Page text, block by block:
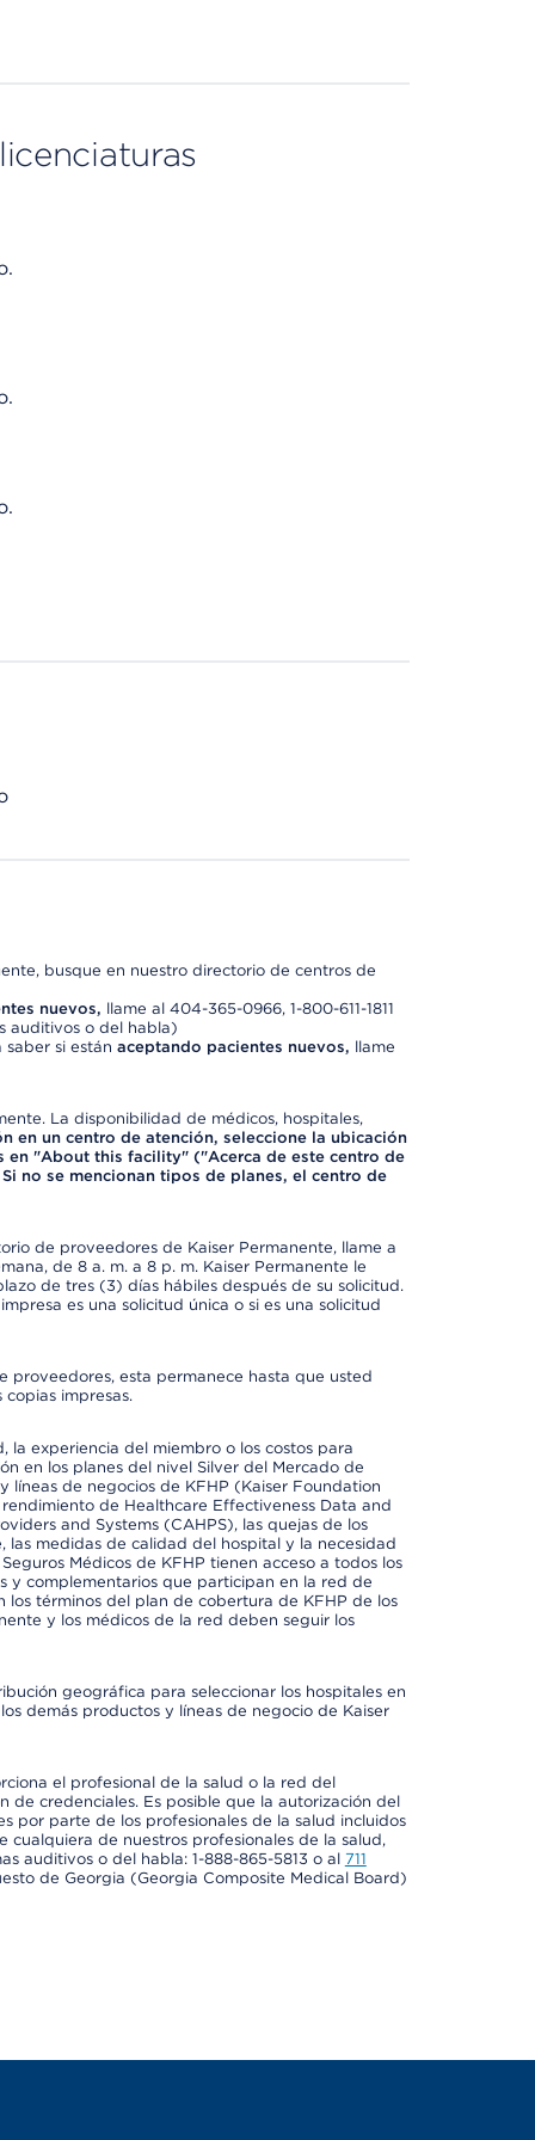
busque en nuestro directorio de centros de
nuevos, llame al 404-365-0966, 1-800-611-1811
auditivos o del habla)
si están aceptando pacientes nuevos, llame
La disponibilidad de médicos, hospitales,
en un centro de atención, seleccione la ubicación
"About this facility" ("Acerca de este centro de
no se mencionan tipos de planes, el centro de
de proveedores de Kaiser Permanente, llame a
de 8 a. m. a 8 p. m. Kaiser Permanente le
de tres (3) días hábiles después de su solicitud.
es una solicitud única o si es una solicitud
proveedores, esta permanece hasta que usted
impresas.
la experiencia del miembro o los costos para
en los planes del nivel Silver del Mercado de
líneas de negocios de KFHP (Kaiser Foundation
de Healthcare Effectiveness Data and
and Systems (CAHPS), las quejas de los
medidas de calidad del hospital y la necesidad
Médicos de KFHP tienen acceso a todos los
y complementarios que participan en la red de
términos del plan de cobertura de KFHP de los
y los médicos de la red deben seguir los
geográfica para seleccionar los hospitales en
demás productos y líneas de negocio de Kaiser
el profesional de la salud o la red del
de credenciales. Es posible que la autorización del
por parte de los profesionales de la salud incluidos
de nuestros profesionales de la salud,
auditivos o del habla: 1-888-865-5813 o al 711
de Georgia (Georgia Composite Medical Board)